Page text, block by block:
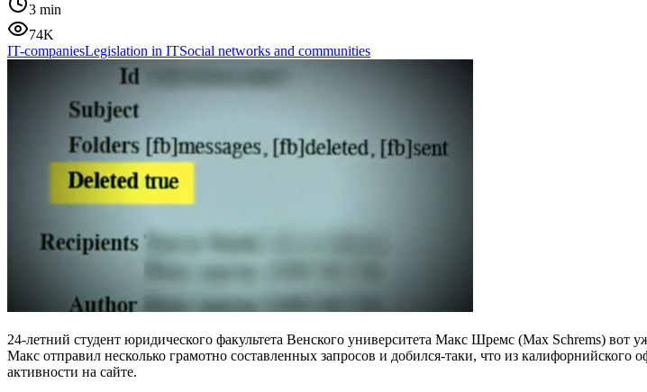
3 min
74K
IT-companiesLegislation in ITSocial networks and communities
24-летний студент юридического факультета Венского университета Макс Шремс (Max Schrems) вот
Макс отправил несколько грамотно составленных запросов и добился-таки, что из
активности на сайте.